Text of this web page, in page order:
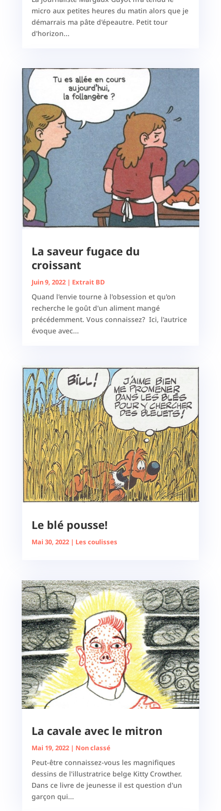
micro aux petites heures du matin alors que je
démarrais ma pâte d'épeautre. Petit tour
d'horizon...
La saveur fugace du
croissant
Juin 9, 2022| Extrait BD
Quand l'envie tourne à l'obsession et qu'on
recherche le goût d'un aliment mangé
précédemment. Vous connaissez? Ici, l'autrice
évoque avec...
Le blé pousse!
Mai 30, 2022| Les coulisses
La cavale avec le mitron
Mai 19, 2022| Non classé
Peut-être connaissez-vous les magnifiques
dessins de l'illustratrice belge Kitty Crowther.
Dans ce livre de jeunesse il est question d'un
garçon qui...